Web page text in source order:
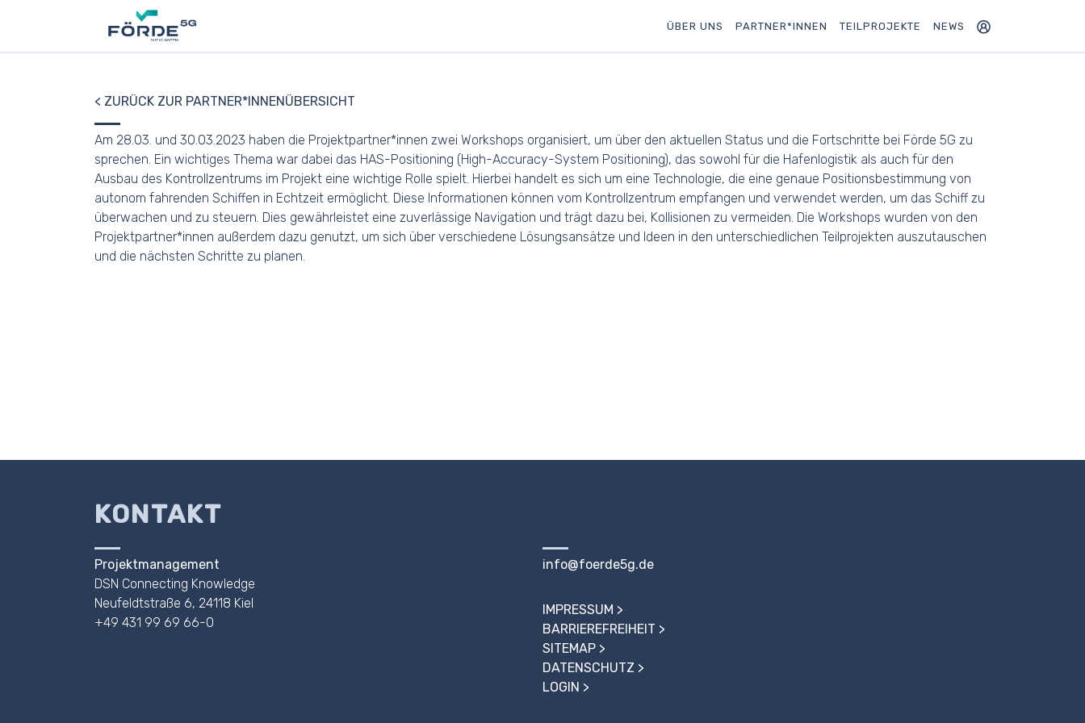
ÜBER UNS PARTNER*INNEN TEILPROJEKTE NEWS
< ZURÜCK ZUR PARTNER*INNENÜBERSICHT
Am 28.03. und 30.03.2023 haben die Projektpartner*innen zwei Workshops organisiert, um über den aktuellen Status und die Fortschritte bei Förde 5G zu
sprechen. Ein wichtiges Thema war dabei das HAS-Positioning (High-Accuracy-System Positioning), das sowohl für die Hafenlogistik als auch für den
Ausbau des Kontrollzentrums im Projekt eine wichtige Rolle spielt. Hierbei handelt es sich um eine Technologie, die eine genaue Positionsbestimmung von
autonom fahrenden Schiffen in Echtzeit ermöglicht. Diese Informationen können vom Kontrollzentrum empfangen und verwendet werden, um das Schiff zu
überwachen und zu steuern. Dies gewährleistet eine zuverlässige Navigation und trägt dazu bei, Kollisionen zu vermeiden. Die Workshops wurden von den
Projektpartner*innen außerdem dazu genutzt, um sich über verschiedene Lösungsansätze und Ideen in den unterschiedlichen Teilprojekten auszutauschen
und die nächsten Schritte zu planen.
KONTAKT
Projektmanagement
DSN Connecting Knowledge
Neufeldtstraße 6, 24118 Kiel
+49 431 99 69 66-0
info@foerde5g.de
IMPRESSUM
BARRIEREFREIHEIT
SITEMAP
DATENSCHUTZ
LOGIN